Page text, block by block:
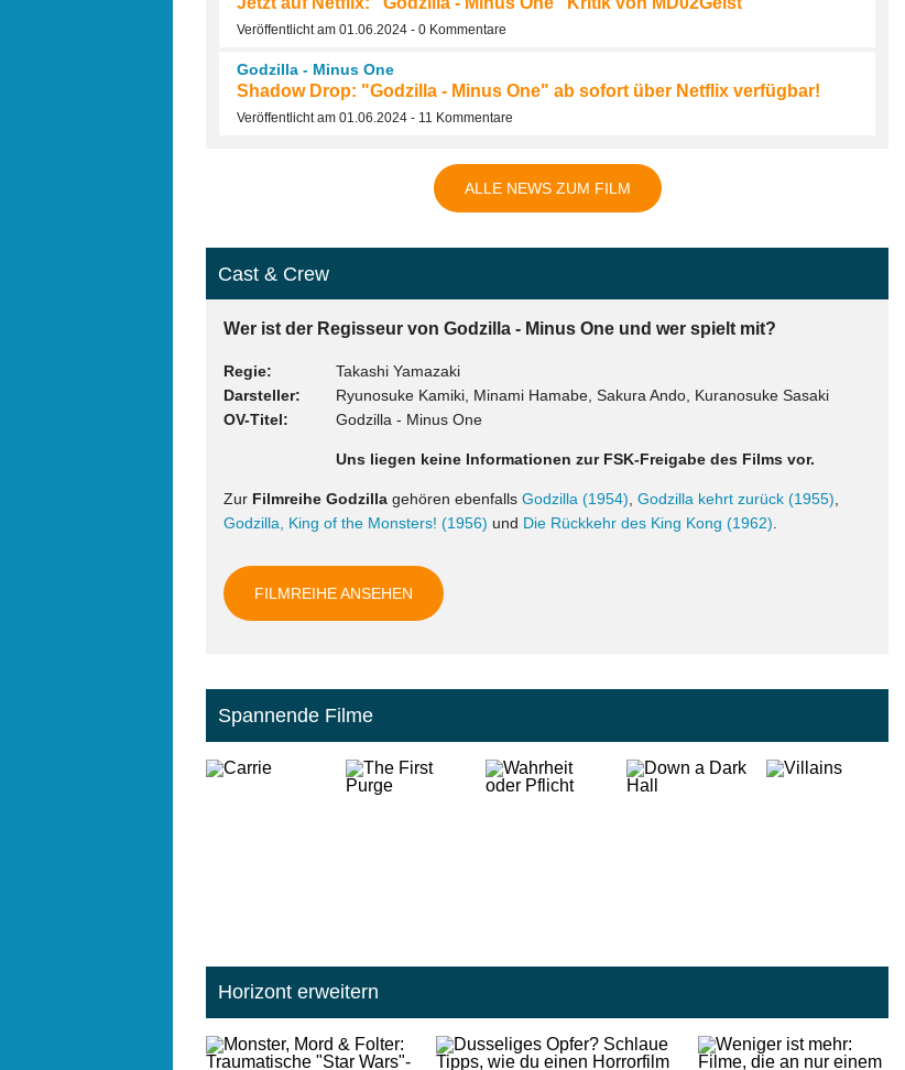
Veröffentlicht am 01.06.2024 - 0 Kommentare
Godzilla - Minus One
Shadow Drop: "Godzilla - Minus One" ab sofort über Netflix verfügbar!
Veröffentlicht am 01.06.2024 - 11 Kommentare
ALLE NEWS ZUM FILM
Cast & Crew
Wer ist der Regisseur von Godzilla - Minus One und wer spielt mit?
Regie
Takashi Yamazaki
Darsteller
Ryunosuke Kamiki, Minami Hamabe, Sakura Ando, Kuranosuke Sasaki
OV-Titel
Godzilla - Minus One
Uns liegen keine Informationen zur FSK-Freigabe des Films vor.
Zur Filmreihe Godzilla gehören ebenfalls Godzilla (1954), Godzilla kehrt zurück (1955),
Godzilla, King of the Monsters! (1956) und Die Rückkehr des King Kong (1962).
FILMREIHE ANSEHEN
Spannende Filme
Horizont erweitern